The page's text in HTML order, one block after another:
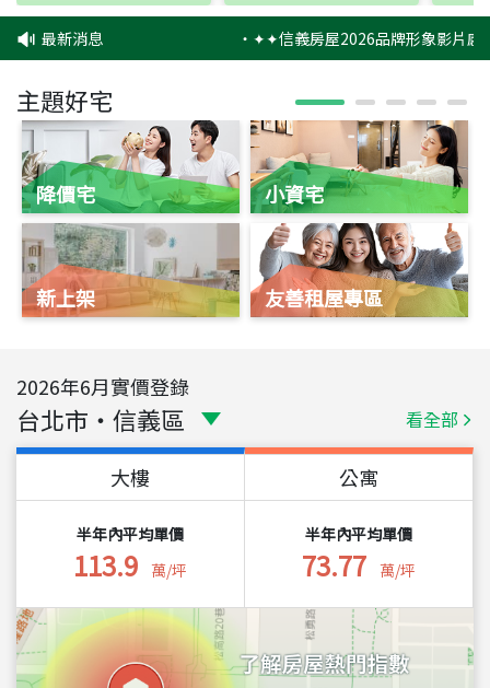
最新消息 ‧✦✦信義房屋2026品牌形象影片感
主題好宅
降價宅
新上架
小資宅
友善租屋專區
2026年6月實價登錄
台北市 ・ 信義區 看全部
大樓
半年內平均單價
113.9 萬/坪
公寓
半年內平均單價
73.77 萬/坪